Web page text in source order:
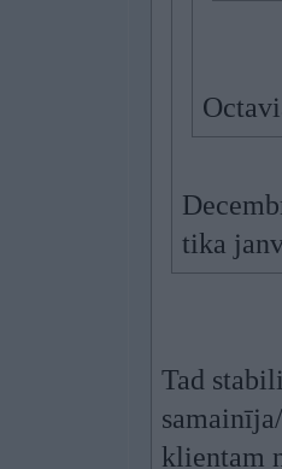
tika
Tad
klientam